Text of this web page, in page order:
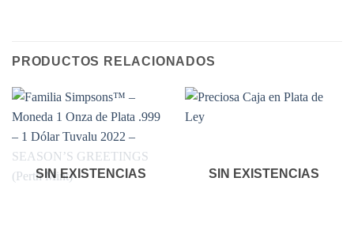
PRODUCTOS RELACIONADOS
SIN EXISTENCIAS SIN EXISTENCIAS